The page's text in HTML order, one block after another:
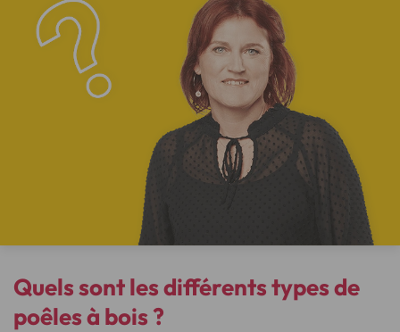
Quels sont les différents types de
poêles à bois ?